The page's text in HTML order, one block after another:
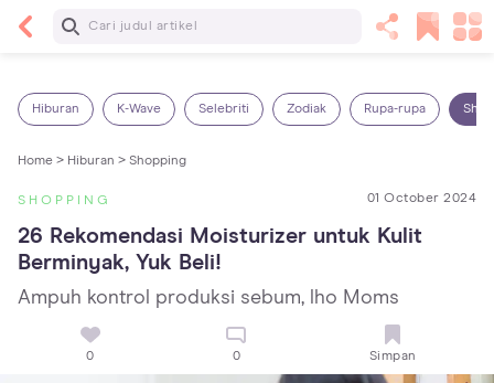
Baca Selanjutnya
Hiburan K-Wave Selebriti Zodiak Rupa-rupa
Home > Hiburan > Shopping
SHOPPING 01 October 2024
26 Rekomendasi Moisturizer untuk Kulit
Berminyak, Yuk Beli!
Ampuh kontrol produksi sebum, lho Moms
0 0 Simpan